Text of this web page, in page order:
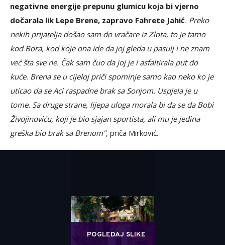
negativne energije prepunu glumicu koja bi vjerno
dočarala lik Lepe Brene, zapravo Fahrete Jahić. Preko
nekih prijatelja došao sam do vračare iz Zlota, to je tamo
kod Bora, kod koje ona ide da joj gleda u pasulj i ne znam
već šta sve ne. Čak sam čuo da joj je i asfaltirala put do
kuće. Brena se u cijeloj priči spominje samo kao neko ko je
uticao da se Aci raspadne brak sa Sonjom. Uspjela je u
tome. Sa druge strane, lijepa uloga morala bi da se da Bobi
Živojinoviću, koji je bio sjajan sportista, ali mu je jedina
greška bio brak sa Brenom", priča Mirković.
POGLEDAJ SLIKE